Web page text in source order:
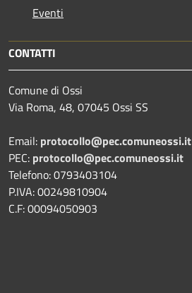
Eventi
CONTATTI
Comune di Ossi
Via Roma, 48, 07045 Ossi SS
Email: protocollo@pec.comuneossi.it
PEC: protocollo@pec.comuneossi.it
Telefono: 0793403104
P.IVA: 00249810904
C.F: 00094050903